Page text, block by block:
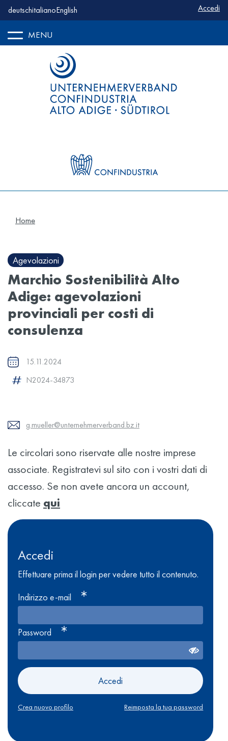
deutschitalianoEnglish Accedi
MENU
Home
Agevolazioni
Marchio Sostenibilità Alto
Adige: agevolazioni
provinciali per costi di
consulenza
15.11.2024
N2024-34873
g.mueller@unternehmerverband.bz.it
Le circolari sono riservate alle nostre imprese
associate. Registratevi sul sito con i vostri dati di
accesso. Se non avete ancora un account,
cliccate qui
Accedi
Effettuare prima il login per vedere tutto il contenuto.
Indirizzo e-mail
Password
Accedi
Crea nuovo profilo Reimposta la tua password